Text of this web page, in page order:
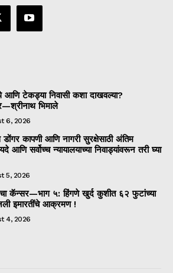
आणि टेकड्या निवासी कशा दाखवल्या?
भिमाले
6, 2026
डोंगर कापणी आणि नागरी सुरक्षेसाठी अंतिम
आणि सर्वोच्च न्यायालयाच्या निवाड्यांवरून तरी घ्या
5, 2026
कॅन्सर—भाग ५: हिंगणे खुर्द कुशीत ६२ फुटांच्या
इमारतींचे आक्रमण !
4, 2026